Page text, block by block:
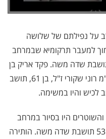
על נפילתם של שלושה
למעבר תרקומיא שבמרחב
רנ"ג הדס ברנץ ז"ל, בת 53 תושבת שדה משה. פקד אריק בן
אליהו ז"ל, בן 37 תושב קרית גת. רס"מ רוני שקורי ז"ל, בן 61, תושב
והיו במשימה.
הנרצחת : רנ"ג הדס ברנץ הי"ד, בת 53 תושבת שדה משה. הותירה